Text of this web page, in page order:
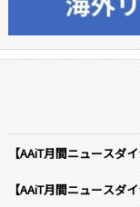
【AAiT月間ニュースダ
【AAiT月間ニュースダ